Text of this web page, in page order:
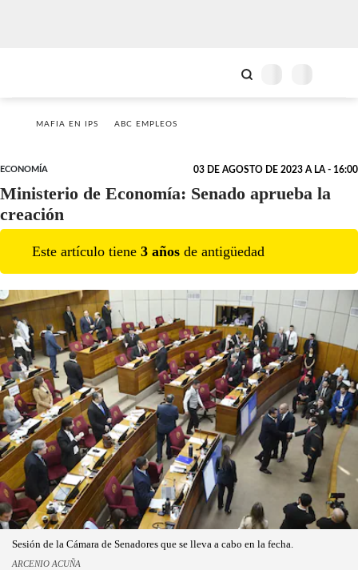
MAFIA EN IPS ABC EMPLEOS
ECONOMÍA 03 DE AGOSTO DE 2023 A LA - 16:00
Ministerio de Economía: Senado aprueba la
creación
Este artículo tiene 3 años de antigüedad
Sesión de la Cámara de Senadores que se lleva a cabo en la fecha.
ARCENIO ACUÑA